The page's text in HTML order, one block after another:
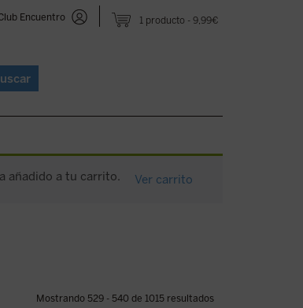
1 producto 9,99€
Encuentro
añadido a tu carrito. Ver carrito
Mostrando 529 - 540 de 1015 resultados